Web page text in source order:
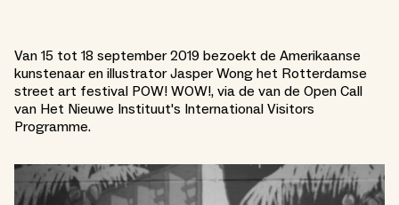
Van 15 tot 18 september 2019 bezoekt de Amerikaanse
kunstenaar en illustrator Jasper Wong het Rotterdamse
street art festival POW! WOW!, via de van de Open Call
van Het Nieuwe Instituut's International Visitors
Programme.